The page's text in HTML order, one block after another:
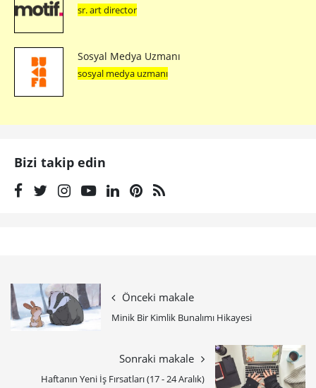
sr. art director
Sosyal Medya Uzmanı
sosyal medya uzmanı
Bizi takip edin
Önceki makale
Minik Bir Kimlik Bunalımı Hikayesi
Sonraki makale
Haftanın Yeni İş Fırsatları (17 - 24 Aralık)